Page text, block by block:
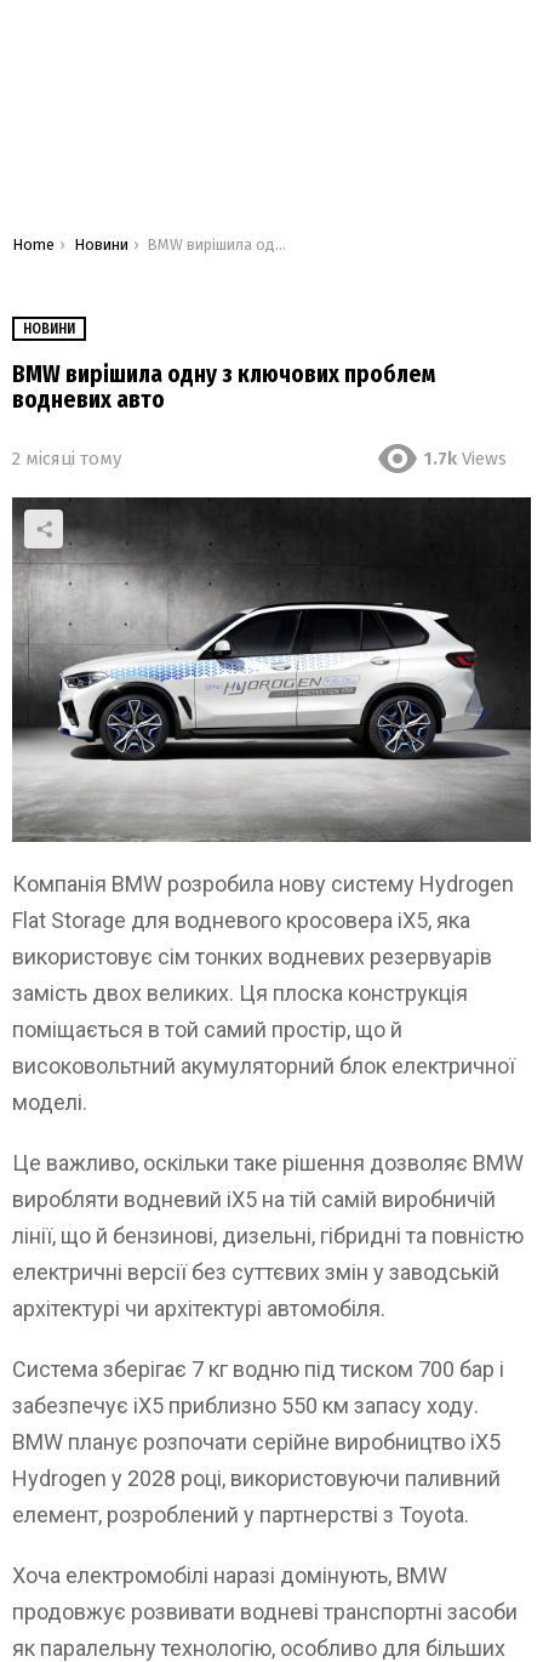
You are here:
Home Новини BMW вирішила одну з ключових проблем водневих авто
НОВИНИ
BMW вирішила одну з ключових проблем
водневих авто
2 місяці тому 1.7k Views
Компанія BMW розробила нову систему Hydrogen
Flat Storage для водневого кросовера iX5, яка
використовує сім тонких водневих резервуарів
замість двох великих. Ця плоска конструкція
поміщається в той самий простір, що й
високовольтний акумуляторний блок електричної
моделі.
Це важливо, оскільки таке рішення дозволяє BMW
виробляти водневий iX5 на тій самій виробничій
лінії, що й бензинові, дизельні, гібридні та повністю
електричні версії без суттєвих змін у заводській
архітектурі чи архітектурі автомобіля.
Система зберігає 7 кг водню під тиском 700 бар і
забезпечує iX5 приблизно 550 км запасу ходу.
BMW планує розпочати серійне виробництво iX5
Hydrogen у 2028 році, використовуючи паливний
елемент, розроблений у партнерстві з Toyota.
Хоча електромобілі наразі домінують, BMW
продовжує розвивати водневі транспортні засоби
як паралельну технологію, особливо для більших